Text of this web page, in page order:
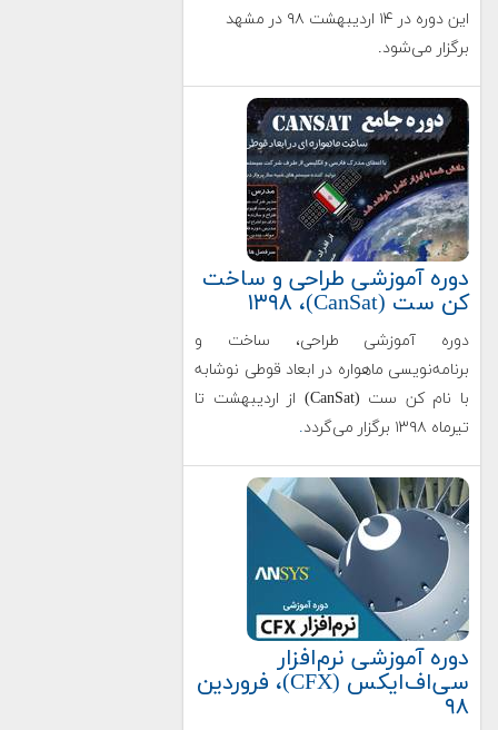
این دوره در ۱۴ اردیبهشت ۹۸ در مشهد
برگزار می‌شود.
دوره آموزشی طراحی و ساخت
کن ست (CanSat)، ۱۳۹۸
دوره آموزشی طراحی، ساخت و
برنامه‌نویسی ماهواره‌ در ابعاد قوطی نوشابه
با نام کن ست (CanSat) از اردیبهشت تا
تیرماه ۱۳۹۸ برگزار می‌گردد
.
دوره آموزشی نرم‌افزار
سی‌اف‌ایکس (CFX)، فروردین
۹۸